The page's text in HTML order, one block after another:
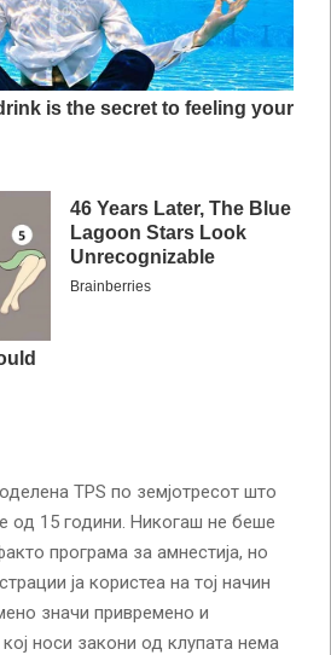
TPS по земјотресот што
од 15 години. Никогаш не беше
програма за амнестија, но
ја користеа на тој начин
значи привремено и
носи закони од клупата нема